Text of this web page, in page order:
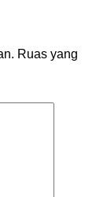
Ruas yang